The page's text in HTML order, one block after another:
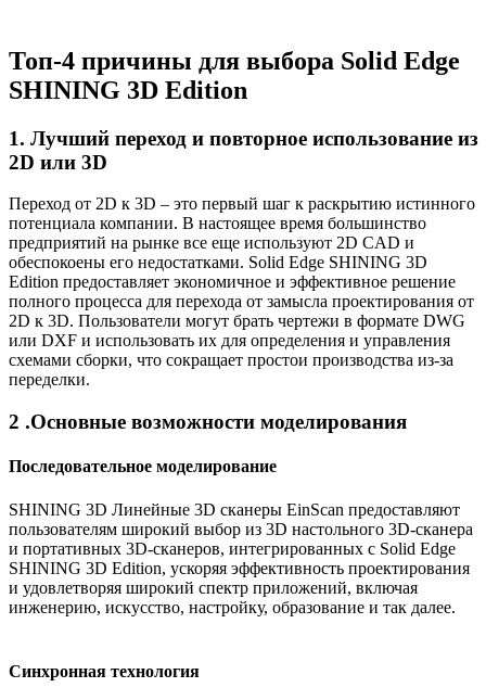
Топ-4 причины для выбора Solid Edge
SHINING 3D Edition
1. Лучший переход и повторное использование из
2D или 3D
Переход от 2D к 3D – это первый шаг к раскрытию истинного
потенциала компании. В настоящее время большинство
предприятий на рынке все еще используют 2D CAD и
обеспокоены его недостатками. Solid Edge SHINING 3D
Edition предоставляет экономичное и эффективное решение
полного процесса для перехода от замысла проектирования от
2D к 3D. Пользователи могут брать чертежи в формате DWG
или DXF и использовать их для определения и управления
схемами сборки, что сокращает простои производства из-за
переделки.
2 .Основные возможности моделирования
Последовательное моделирование
SHINING 3D Линейные 3D сканеры EinScan предоставляют
пользователям широкий выбор из 3D настольного 3D-сканера
и портативных 3D-сканеров, интегрированных с Solid Edge
SHINING 3D Edition, ускоряя эффективность проектирования
и удовлетворяя широкий спектр приложений, включая
инженерию, искусство, настройку, образование и так далее.
Синхронная технология